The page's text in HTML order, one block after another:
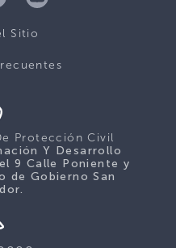
Sitio
Protección Civil
Y Desarrollo
9 Calle Poniente y
de Gobierno San